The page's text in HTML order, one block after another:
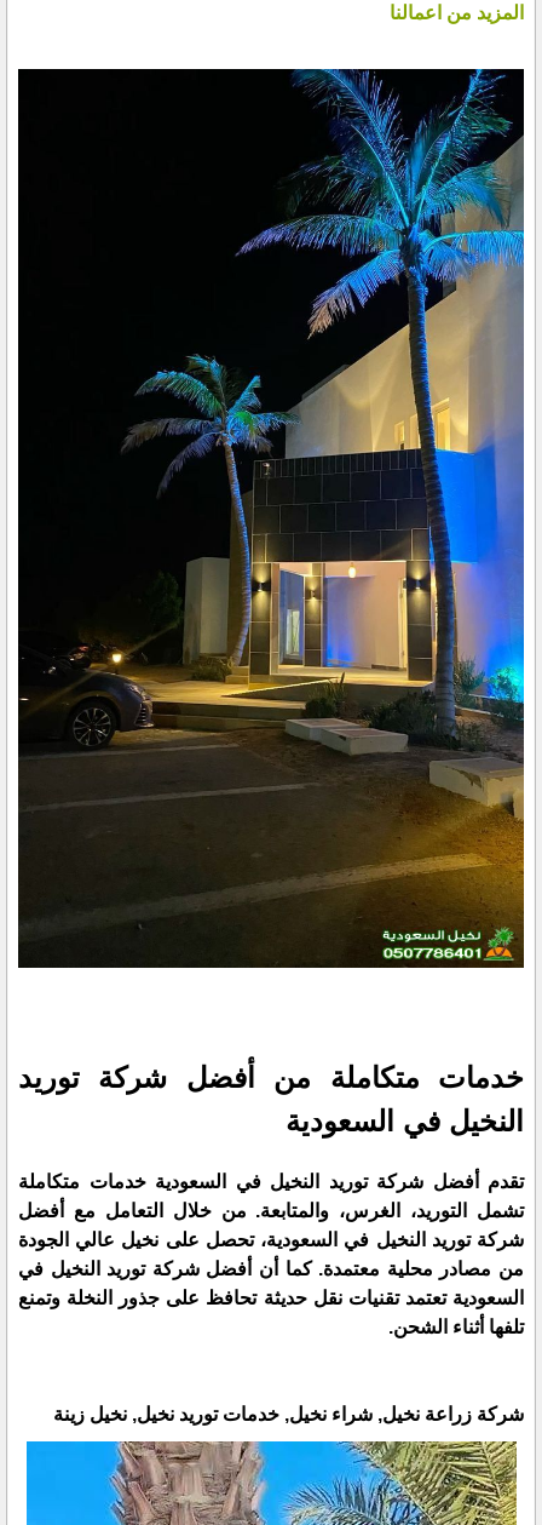
المزيد من اعمالنا
خدمات متكاملة من أفضل شركة توريد
النخيل في السعودية
تقدم أفضل شركة توريد النخيل في السعودية خدمات متكاملة
تشمل التوريد، الغرس، والمتابعة. من خلال التعامل مع أفضل
شركة توريد النخيل في السعودية، تحصل على نخيل عالي الجودة
من مصادر محلية معتمدة. كما أن أفضل شركة توريد النخيل في
السعودية تعتمد تقنيات نقل حديثة تحافظ على جذور النخلة وتمنع
تلفها أثناء الشحن.
شركة زراعة نخيل, شراء نخيل, خدمات توريد نخيل, نخيل زينة